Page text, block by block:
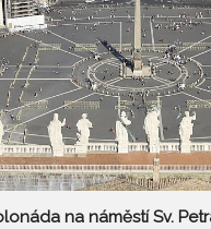
na náměstí Sv.